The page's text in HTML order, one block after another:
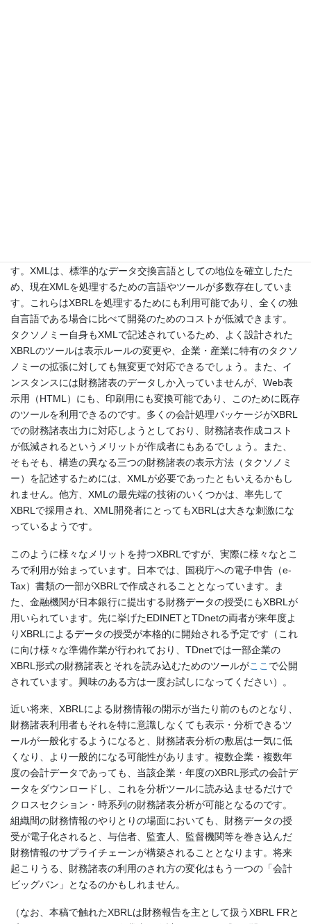
す。XMLは、標準的なデータ交換言語としての地位を確立したた
め、現在XMLを処理するための言語やツールが多数存在していま
す。これらはXBRLを処理するためにも利用可能であり、全くの独
自言語である場合に比べて開発のためのコストが低減できます。
タクソノミー自身もXMLで記述されているため、よく設計された
XBRLのツールは表示ルールの変更や、企業・産業に特有のタクソ
ノミーの拡張に対しても無変更で対応できるでしょう。また、イ
ンスタンスには財務諸表のデータしか入っていませんが、Web表
示用（HTML）にも、印刷用にも変換可能であり、このために既存
のツールを利用できるのです。多くの会計処理パッケージがXBRL
での財務諸表出力に対応しようとしており、財務諸表作成コスト
が低減されるというメリットが作成者にもあるでしょう。また、
そもそも、構造の異なる三つの財務諸表の表示方法（タクソノミ
ー）を記述するためには、XMLが必要であったともいえるかもし
れません。他方、XMLの最先端の技術のいくつかは、率先して
XBRLで採用され、XML開発者にとってもXBRLは大きな刺激にな
っているようです。
このように様々なメリットを持つXBRLですが、実際に様々なとこ
ろで利用が始まっています。日本では、国税庁への電子申告（e-
Tax）書類の一部がXBRLで作成されることとなっています。ま
た、金融機関が日本銀行に提出する財務データの授受にもXBRLが
用いられています。先に挙げたEDINETとTDnetの両者が来年度よ
りXBRLによるデータの授受が本格的に開始される予定です（これ
に向け様々な準備作業が行われており、TDnetでは一部企業の
XBRL形式の財務諸表とそれを読み込むためのツールがここ で公開
されています。興味のある方は一度お試しになってください）。
近い将来、XBRLによる財務情報の開示が当たり前のものとなり、
財務諸表利用者もそれを特に意識しなくても表示・分析できるツ
ールが一般化するようになると、財務諸表分析の敷居は一気に低
くなり、より一般的になる可能性があります。複数企業・複数年
度の会計データであっても、当該企業・年度のXBRL形式の会計デ
ータをダウンロードし、これを分析ツールに読み込ませるだけで
クロスセクション・時系列の財務諸表分析が可能となるのです。
組織間の財務情報のやりとりの場面においても、財務データの授
受が電子化されると、与信者、監査人、監督機関等を巻き込んだ
財務情報のサプライチェーンが構築されることとなります。将来
起こりうる、財務諸表の利用のされ方の変化はもう一つの「会計
ビッグバン」となるのかもしれません。
（なお、本稿で触れたXBRLは財務報告を主として扱うXBRL FRと